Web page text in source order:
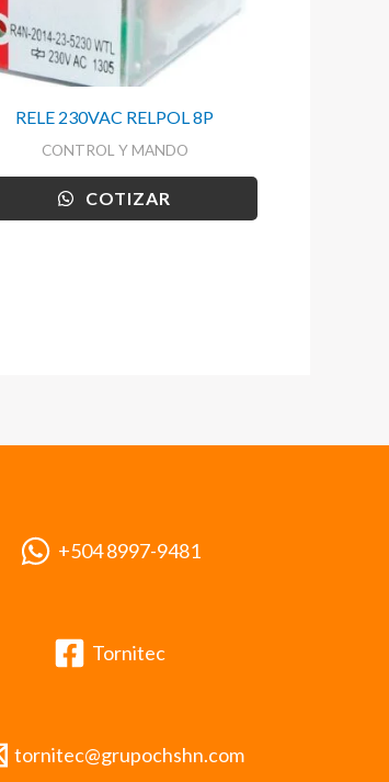
RELE 230VAC RELPOL 8P
CONTROL Y MANDO
COTIZAR
+504 8997-9481
Tornitec
tornitec@grupochshn.com